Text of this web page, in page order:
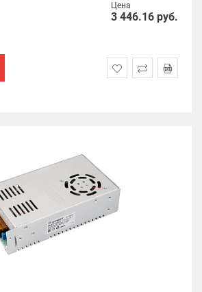
Цена
3 446.16 руб.